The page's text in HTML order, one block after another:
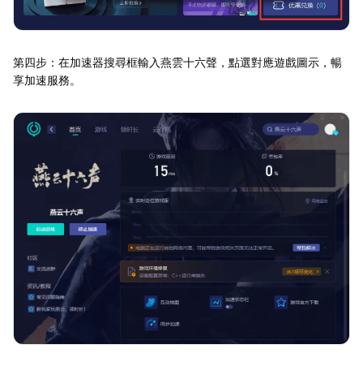
第四步：在加速器搜尋框輸入燕雲十六聲，點選對應遊戲圖示，暢
享加速服務。